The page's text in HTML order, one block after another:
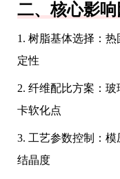
二、核心影
1. 树脂基体选择：
定性
2. 纤维配比方案：
卡软化点
3. 工艺参数控制：
结晶度